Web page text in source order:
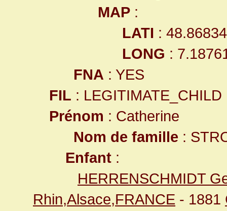
MAP :
LATI :
LONG :
FNA : YES
FIL : LEGITIMATE_CHILD
Prénom : Catherine
Nom de famille :
Enfant :
HERRENSCHMIDT
Rhin,Alsace,FRANCE - 1881